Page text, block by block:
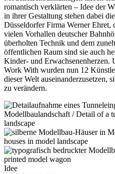
romantisch verklärten – Idee der
in ihrer Gestaltung stehen dabei
Düsseldorfer Firma Werner Ehret,
vielen Vorhallen deutscher
überholten Technik und dem
öffentlichen Raum sind sie auch
Kinder- und Erwachsenenherzen.
Work With wurden nun 12
dieser Welt auseinanderzusetzen,
zu verändern.
Idee